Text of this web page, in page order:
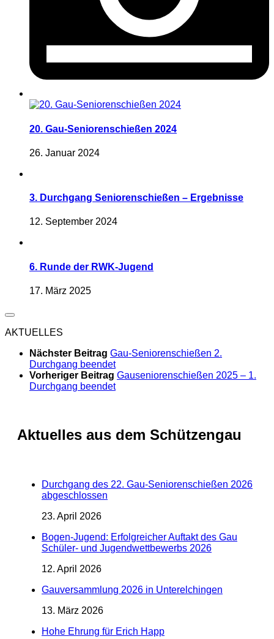
20. Gau-Seniorenschießen 2024
26. Januar 2024
3. Durchgang Seniorenschießen – Ergebnisse
12. September 2024
6. Runde der RWK-Jugend
17. März 2025
AKTUELLES
Nächster Beitrag Gau-Seniorenschießen 2.
Durchgang beendet
Vorheriger Beitrag Gauseniorenschießen 2025 – 1.
Durchgang beendet
Aktuelles aus dem Schützengau
Durchgang des 22. Gau-Seniorenschießen 2026
abgeschlossen
23. April 2026
Bogen-Jugend: Erfolgreicher Auftakt des Gau
Schüler- und Jugendwettbewerbs 2026
12. April 2026
Gauversammlung 2026 in Unterelchingen
13. März 2026
Hohe Ehrung für Erich Happ